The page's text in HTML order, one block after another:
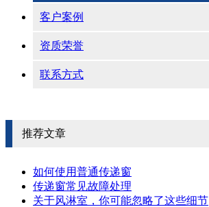
客户案例
资质荣誉
联系方式
推荐文章
如何使用普通传递窗
传递窗常见故障处理
关于风淋室，你可能忽略了这些细节